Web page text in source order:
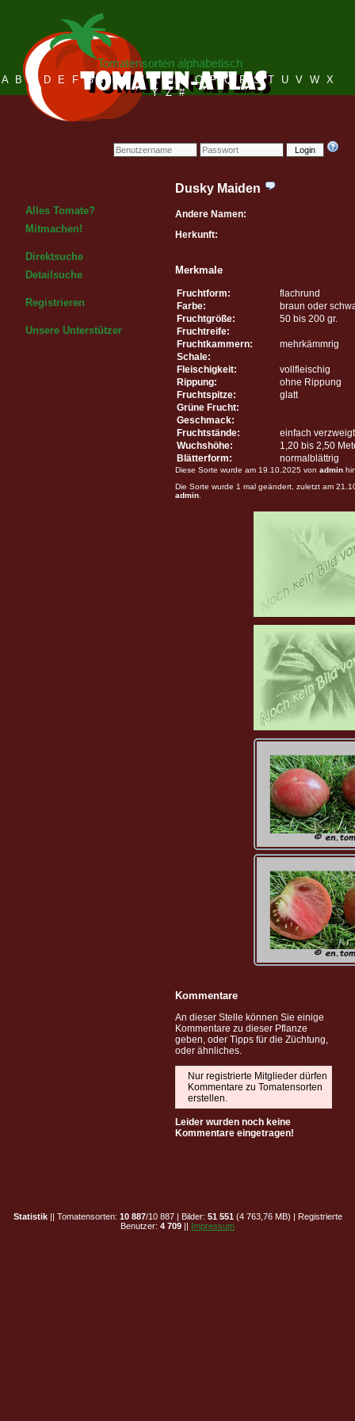
Login
Tomatensorten alphabetisch
A B C D E F G H I J K L M N O P Q R S T U V W X
Y Z #
Alles Tomate?
Mitmachen!
Direktsuche
Detailsuche
Registrieren
Unsere Unterstützer
Dusky Maiden
Andere Namen:
Herkunft:
Merkmale
Fruchtform:
flachrund
Farbe:
braun oder
Fruchtgröße:
50 bis 200 gr.
Fruchtreife:
Fruchtkammern:
mehrkämmrig
Schale:
Fleischigkeit:
vollfleischig
Rippung:
ohne Rippung
Fruchtspitze:
glatt
Grüne Frucht:
Geschmack:
Fruchtstände:
einfach verzweigt
Wuchshöhe:
1,20 bis 2,50
Blätterform:
normalblättrig
Diese Sorte wurde am 19.10.2025 von admin
Die Sorte wurde 1 mal geändert, zuletzt am
admin
Kommentare
An dieser Stelle können Sie einige
Kommentare zu dieser Pflanze
geben, oder Tipps für die Züchtung,
oder ähnliches.
Nur registrierte Mitglieder dürfen
Kommentare zu Tomatensorten
erstellen.
Leider wurden noch keine
Kommentare eingetragen!
Statistik|| Tomatensorten: 10 887/10 887 | Bilder: 51 551 (4 763,76 MB) | Registrierte
Benutzer: 4 709 || Impressum